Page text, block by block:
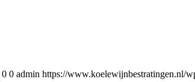
0 0 admin https://www.koelewijnbestratingen.nl/